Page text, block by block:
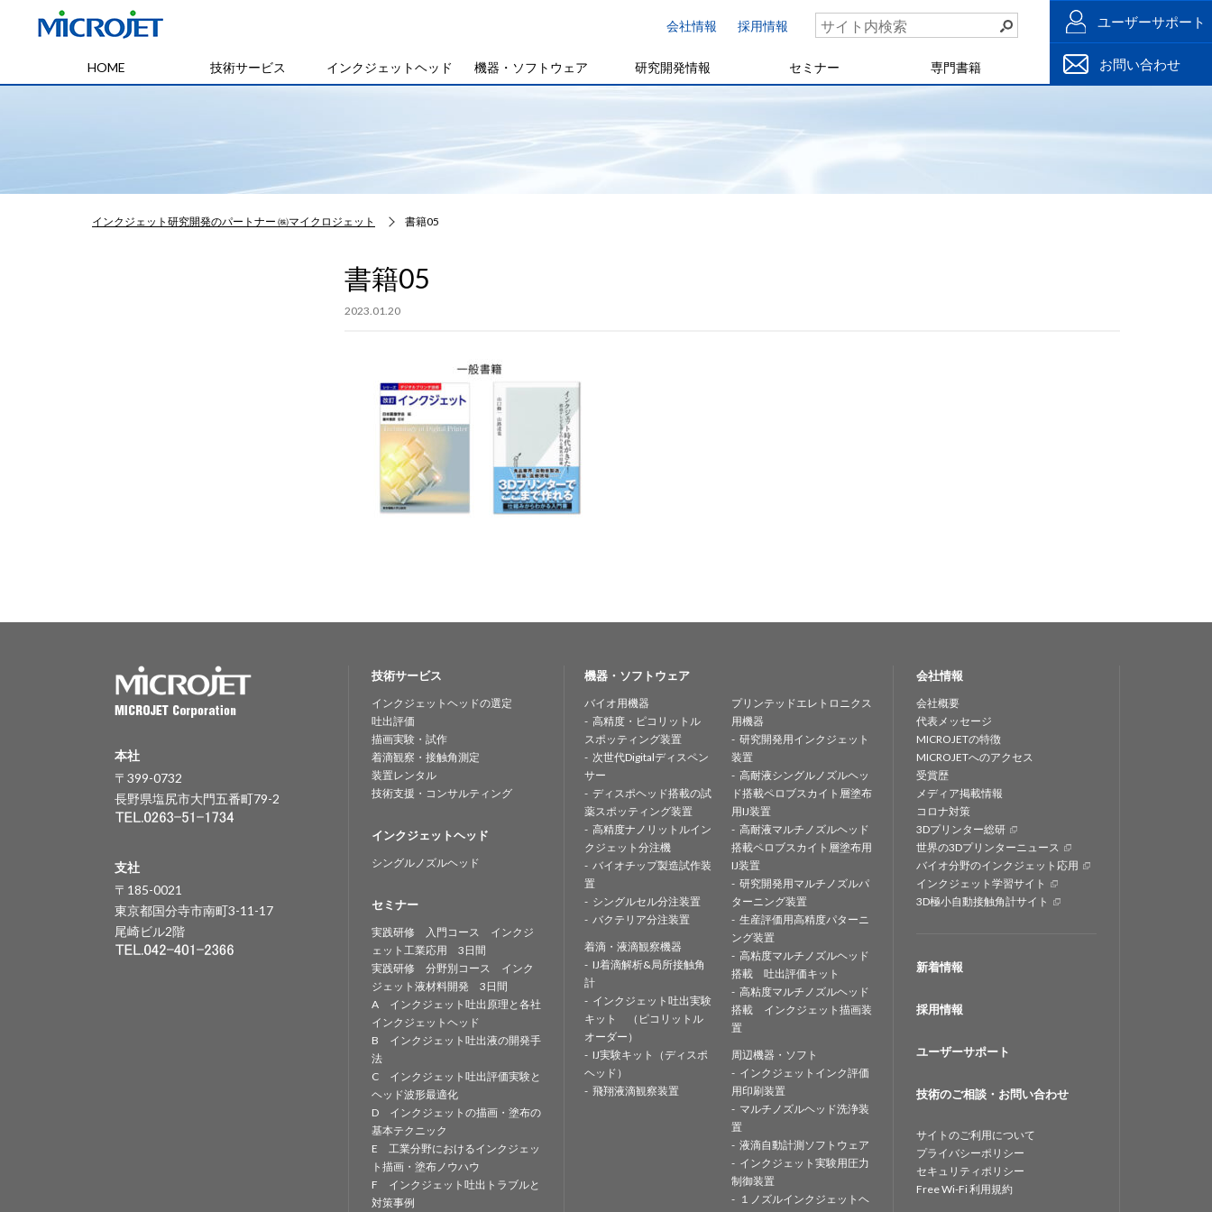
会社情報 採用情報
HOME 技術サービス インクジェットヘッド 機器・ソフトウェア 研究開発情報 セミナー 専門書籍
ユーザーサポート
お問い合わせ
インクジェット研究開発のパートナー ㈱マイクロジェット 書籍05
書籍05
2023.01.20
本社
〒399-0732
長野県塩尻市大門五番町79-2
支社
〒185-0021
東京都国分寺市南町3-11-17
尾崎ビル2階
技術サービス
インクジェットヘッドの選定
吐出評価
描画実験・試作
着滴観察・接触角測定
装置レンタル
技術支援・コンサルティング
インクジェットヘッド
シングルノズルヘッド
セミナー
実践研修 入門コース インクジ
ェット工業応用 3日間
実践研修 分野別コース インク
ジェット液材料開発 3日間
A インクジェット吐出原理と各社
インクジェットヘッド
B インクジェット吐出液の開発手
法
C インクジェット吐出評価実験と
ヘッド波形最適化
D インクジェットの描画・塗布の
基本テクニック
E 工業分野におけるインクジェッ
ト描画・塗布ノウハウ
F インクジェット吐出トラブルと
対策事例
機器・ソフトウェア
バイオ用機器
高精度・ピコリットル
スポッティング装置
次世代Digitalディスペン
サー
ディスポヘッド搭載の試
薬スポッティング装置
高精度ナノリットルイン
クジェット分注機
バイオチップ製造試作装
置
シングルセル分注装置
バクテリア分注装置
着滴・液滴観察機器
IJ着滴解析&局所接触角
計
インクジェット吐出実験
キット （ピコリットル
オーダー）
IJ実験キット（ディスポ
ヘッド）
飛翔液滴観察装置
プリンテッドエレトロニクス
用機器
研究開発用インクジェット
装置
高耐液シングルノズルヘッ
ド搭載ペロブスカイト層塗布
用IJ装置
高耐液マルチノズルヘッド
搭載ペロブスカイト層塗布用
IJ装置
研究開発用マルチノズルパ
ターニング装置
生産評価用高精度パターニ
ング装置
高粘度マルチノズルヘッド
搭載 吐出評価キット
高粘度マルチノズルヘッド
搭載 インクジェット描画装
置
周辺機器・ソフト
インクジェットインク評価
用印刷装置
マルチノズルヘッド洗浄装
置
液滴自動計測ソフトウェア
インクジェット実験用圧力
制御装置
１ノズルインクジェットヘ
会社情報
会社概要
代表メッセージ
MICROJETの特徴
MICROJETへのアクセス
受賞歴
メディア掲載情報
コロナ対策
3Dプリンター総研
世界の3Dプリンターニュース
バイオ分野のインクジェット応用
インクジェット学習サイト
3D極小自動接触角計サイト
新着情報
採用情報
ユーザーサポート
技術のご相談・お問い合わせ
サイトのご利用について
プライバシーポリシー
セキュリティポリシー
Free Wi-Fi 利用規約